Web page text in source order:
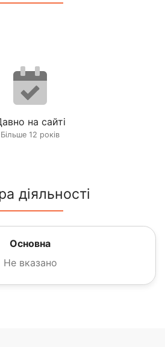
на сайті
Більше 12 років
діяльності
Основна
Не вказано